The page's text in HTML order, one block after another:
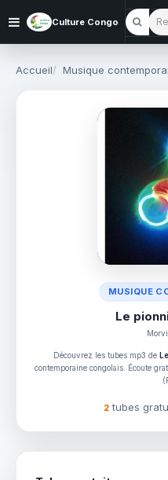
Culture Congo
Accueil Musique
MUSIQUE
Le
Découvrez les tubes mp3 de
contemporaine congolais. Écoute
2 tubes